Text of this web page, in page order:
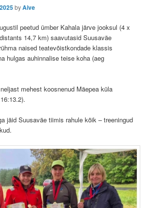
byAive
peetud ümber Kahala järve jooksul (4 x
14,7 km) saavutasid Suusaväe
naised teatevõistkondade klassis
hulgas auhinnalise teise koha (aeg
mehest koosnenud Mäepea küla
jäid Suusaväe tiimis rahule kõik – treeningud